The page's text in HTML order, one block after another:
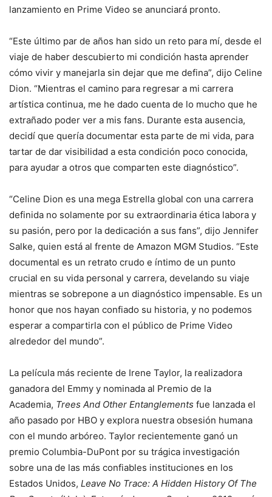
lanzamiento en Prime Video se anunciará pronto.
“Este último par de años han sido un reto para mí, desde el
viaje de haber descubierto mi condición hasta aprender
cómo vivir y manejarla sin dejar que me defina”, dijo Celine
Dion. “Mientras el camino para regresar a mi carrera
artística continua, me he dado cuenta de lo mucho que he
extrañado poder ver a mis fans. Durante esta ausencia,
decidí que quería documentar esta parte de mi vida, para
tartar de dar visibilidad a esta condición poco conocida,
para ayudar a otros que comparten este diagnóstico”.
“Celine Dion es una mega Estrella global con una carrera
definida no solamente por su extraordinaria ética labora y
su pasión, pero por la dedicación a sus fans”, dijo Jennifer
Salke, quien está al frente de Amazon MGM Studios. “Este
documental es un retrato crudo e íntimo de un punto
crucial en su vida personal y carrera, develando su viaje
mientras se sobrepone a un diagnóstico impensable. Es un
honor que nos hayan confiado su historia, y no podemos
esperar a compartirla con el público de Prime Video
alrededor del mundo”.
La película más reciente de Irene Taylor, la realizadora
ganadora del Emmy y nominada al Premio de la
Academia, Trees And Other Entanglements fue lanzada el
año pasado por HBO y explora nuestra obsesión humana
con el mundo arbóreo. Taylor recientemente ganó un
premio Columbia-DuPont por su trágica investigación
sobre una de las más confiables instituciones en los
Estados Unidos, Leave No Trace: A Hidden History Of The